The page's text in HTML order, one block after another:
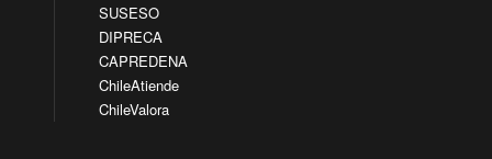
SUSESO
DIPRECA
CAPREDENA
ChileAtiende
ChileValora